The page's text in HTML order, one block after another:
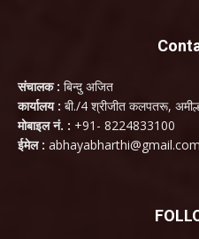
संचालक : बिन्दु अजित
कार्यालय : बी./4 श्रीजीत कलपतरू,
मोबाइल नं. : +91- 8224833100
ईमेल : abhayabharthi@gmail.com